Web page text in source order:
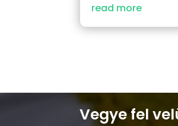
read more
Vegye fel